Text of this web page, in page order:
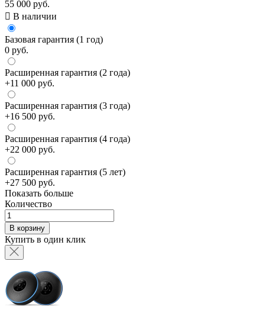
55 000 руб.
 В наличии
Базовая гарантия (1 год)
0 руб.
Расширенная гарантия (2 года)
+11 000 руб.
Расширенная гарантия (3 года)
+16 500 руб.
Расширенная гарантия (4 года)
+22 000 руб.
Расширенная гарантия (5 лет)
+27 500 руб.
Показать больше
Количество
В корзину
Купить в один клик